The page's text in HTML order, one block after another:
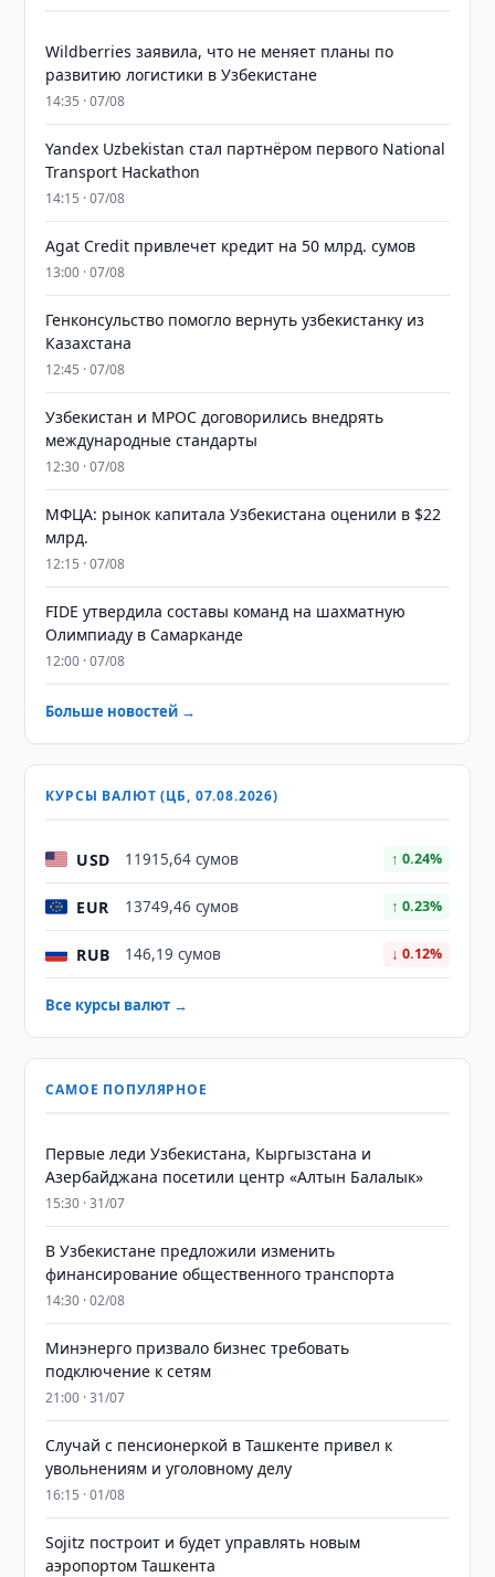
Wildberries заявила, что не меняет планы по
развитию логистики в Узбекистане
14:35 · 07/08
Yandex Uzbekistan стал партнёром первого National
Transport Hackathon
14:15 · 07/08
Agat Credit привлечет кредит на 50 млрд. сумов
13:00 · 07/08
Генконсульство помогло вернуть узбекистанку из
Казахстана
12:45 · 07/08
Узбекистан и MPOC договорились внедрять
международные стандарты
12:30 · 07/08
МФЦА: рынок капитала Узбекистана оценили в $22
млрд.
12:15 · 07/08
FIDE утвердила составы команд на шахматную
Олимпиаду в Самарканде
12:00 · 07/08
Больше новостей →
КУРСЫ ВАЛЮТ (ЦБ, 07.08.2026)
USD 11915,64 сумов ↑ 0.24%
EUR 13749,46 сумов ↑ 0.23%
RUB 146,19 сумов ↓ 0.12%
Все курсы валют →
САМОЕ ПОПУЛЯРНОЕ
Первые леди Узбекистана, Кыргызстана и
Азербайджана посетили центр «Алтын Балалык»
15:30 · 31/07
В Узбекистане предложили изменить
финансирование общественного транспорта
14:30 · 02/08
Минэнерго призвало бизнес требовать
подключение к сетям
21:00 · 31/07
Случай с пенсионеркой в Ташкенте привел к
увольнениям и уголовному делу
16:15 · 01/08
Sojitz построит и будет управлять новым
аэропортом Ташкента